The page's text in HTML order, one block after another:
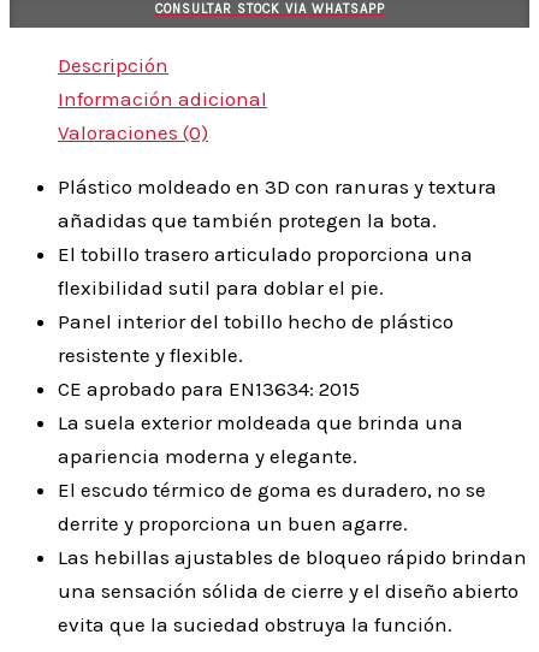
CONSULTAR STOCK VIA WHATSAPP
Descripción
Información adicional
Valoraciones (0)
Plástico moldeado en 3D con ranuras y textura
añadidas que también protegen la bota.
El tobillo trasero articulado proporciona una
flexibilidad sutil para doblar el pie.
Panel interior del tobillo hecho de plástico
resistente y flexible.
CE aprobado para EN13634: 2015
La suela exterior moldeada que brinda una
apariencia moderna y elegante.
El escudo térmico de goma es duradero, no se
derrite y proporciona un buen agarre.
Las hebillas ajustables de bloqueo rápido brindan
una sensación sólida de cierre y el diseño abierto
evita que la suciedad obstruya la función.